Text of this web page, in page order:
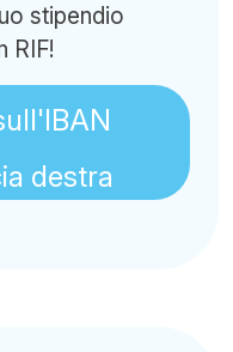
stipendio
RIF!